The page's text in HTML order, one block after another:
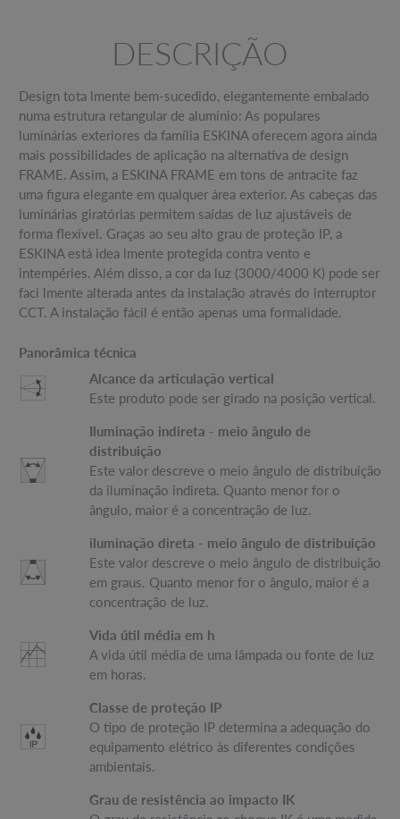
DESCRIÇÃO
Design tota lmente bem-sucedido, elegantemente embalado
numa estrutura retangular de alumínio: As populares
luminárias exteriores da família ESKINA oferecem agora ainda
mais possibilidades de aplicação na alternativa de design
FRAME. Assim, a ESKINA FRAME em tons de antracite faz
uma figura elegante em qualquer área exterior. As cabeças das
luminárias giratórias permitem saídas de luz ajustáveis de
forma flexível. Graças ao seu alto grau de proteção IP, a
ESKINA está idea lmente protegida contra vento e
intempéries. Além disso, a cor da luz (3000/4000 K) pode ser
faci lmente alterada antes da instalação através do interruptor
CCT. A instalação fácil é então apenas uma formalidade.
Panorâmica técnica
Alcance da articulação vertical
Este produto pode ser girado na posição vertical.
Iluminação indireta - meio ângulo de
distribuição
Este valor descreve o meio ângulo de distribuição
da iluminação indireta. Quanto menor for o
ângulo, maior é a concentração de luz.
iluminação direta - meio ângulo de distribuição
Este valor descreve o meio ângulo de distribuição
em graus. Quanto menor for o ângulo, maior é a
concentração de luz.
Vida útil média em h
A vida útil média de uma lâmpada ou fonte de luz
em horas.
Classe de proteção IP
O tipo de proteção IP determina a adequação do
equipamento elétrico às diferentes condições
ambientais.
Grau de resistência ao impacto IK